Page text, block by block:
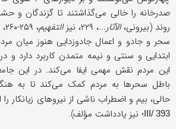
صدرخانه را خالی می‌گذاشتند تا گزندگان و
روند (بیرونی،الآثار...، ۲۲۹، نیز التفهیم، ۲۵۹-۲۶۰، نیز حاشیۀ ۲).
سحر و جادو و اعمال جادوزدایی هنوز میان
ابتدایی و سنتی و نیمه متمدن کاربرد دارد و
این مردم نقش مهمی ایفا می‌کند. در این
باطل سحرها به مردم کمک می‌کند تا به
حالی، بیم و اضطراب ناشی از نیروهای زیانکار
III/ 393؛ نیز یادداشت مؤلف).